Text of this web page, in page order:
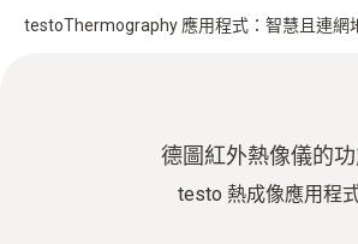
testoThermography 應用程式：智慧且連網
德圖紅外熱像儀的
testo 熱成像應用程